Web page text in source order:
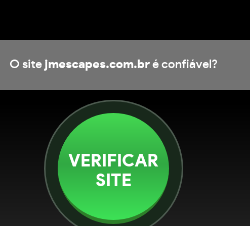
O site jmescapes.com.bré confiável?
VERIFICAR
SITE